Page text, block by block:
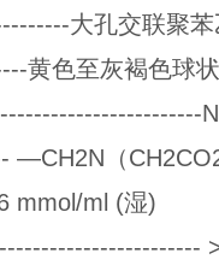
大孔交联聚苯
黄色至灰褐色球
—CH2N（
mmol/ml (湿)